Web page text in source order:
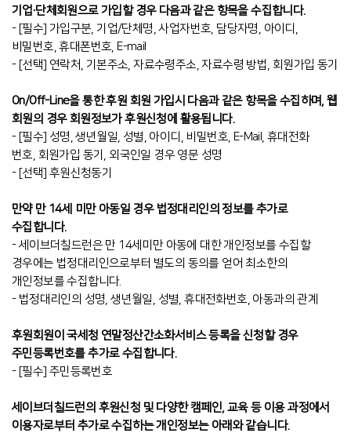
기업∙단체회원으로 가입할 경우 다음과 같은 항목을 수집합니다.
- [필수] 가입구분, 기업/단체명, 사업자번호, 담당자명, 아이디,
비밀번호, 휴대폰번호, E-mail
- [선택] 연락처, 기본주소, 자료수령주소, 자료수령 방법, 회원가입 동기
On/Off-Line을 통한 후원 회원 가입시 다음과 같은 항목을 수집하며, 웹
회원의 경우 회원정보가 후원신청에 활용됩니다.
- [필수] 성명, 생년월일, 성별, 아이디, 비밀번호, E-Mail, 휴대전화
번호, 회원가입 동기, 외국인일 경우 영문 성명
- [선택] 후원신청동기
만약 만 14세 미만 아동일 경우 법정대리인의 정보를 추가로
수집합니다.
- 세이브더칠드런은 만 14세미만 아동에 대한 개인정보를 수집할
경우에는 법정대리인으로부터 별도의 동의를 얻어 최소한의
개인정보를 수집합니다.
- 법정대리인의 성명, 생년월일, 성별, 휴대전화번호, 아동과의 관계
후원회원이 국세청 연말정산간소화서비스 등록을 신청할 경우
주민등록번호를 추가로 수집합니다.
- [필수] 주민등록번호
세이브더칠드런의 후원신청 및 다양한 캠페인, 교육 등 이용 과정에서
이용자로부터 추가로 수집하는 개인정보는 아래와 같습니다.